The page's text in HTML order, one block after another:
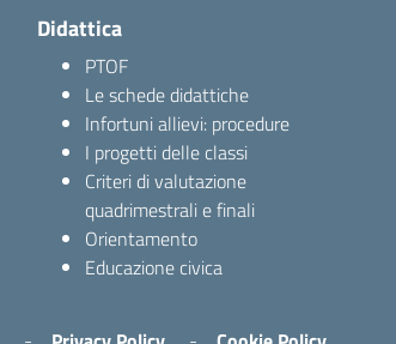
Didattica
PTOF
Le schede didattiche
Infortuni allievi: procedure
I progetti delle classi
Criteri di valutazione
quadrimestrali e finali
Orientamento
Educazione civica